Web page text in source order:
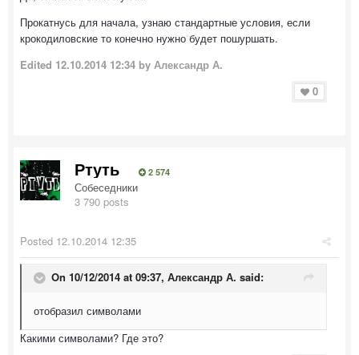
Прокатнусь для начала, узнаю стандартные условия, если
крокодиловские то конечно нужно будет пошуршать.
Edited 12.10.2014 12:34 by Александр А.
0
Ртуть 2 574
Собеседники
3 790 posts
Posted 12.10.2014 12:35
On 10/12/2014 at 09:37, Александр А. said:
отобразил символами
Какими символами? Где это?